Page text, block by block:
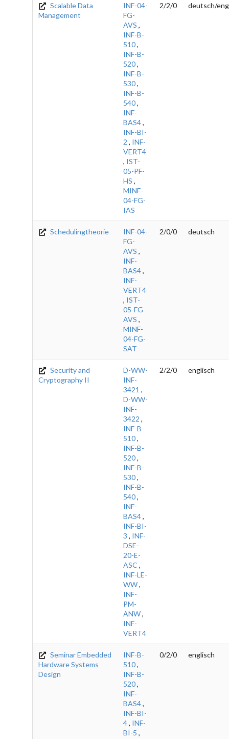
Scalable Data
Management
INF-04-
FG-
AVS ,
INF-B-
510,
INF-B-
520,
INF-B-
530,
INF-B-
540,
INF-
BAS4,
INF-BI-
2 , INF-
VERT4
, IST-
05-PF-
HS ,
MINF-
04-FG-
IAS
2/2/0 deutsch/
Schedulingtheorie
INF-04-
FG-
AVS ,
INF-
BAS4,
INF-
VERT4
, IST-
05-FG-
AVS ,
MINF-
04-FG-
SAT
2/0/0 deutsch
Security and
Cryptography II
D-WW-
INF-
3421 ,
D-WW-
INF-
3422 ,
INF-B-
510,
INF-B-
520,
INF-B-
530,
INF-B-
540,
INF-
BAS4,
INF-BI-
3 , INF-
DSE-
20-E-
ASC ,
INF-LE-
WW,
INF-
PM-
ANW,
INF-
VERT4
2/2/0 englisch
Seminar Embedded
Hardware Systems
Design
INF-B-
510,
INF-B-
520,
INF-
BAS4,
INF-BI-
4, INF-
BI-5 ,
0/2/0 englisch